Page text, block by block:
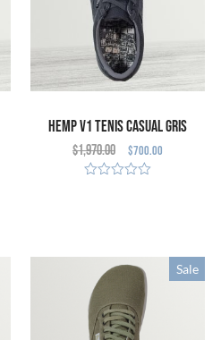
Hemp V1 Tenis Casual GRIS
(Defecto Cosmético)
$1,970.00 $700.00
Sale